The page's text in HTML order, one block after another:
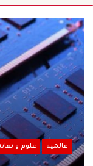
عالمية علوم و